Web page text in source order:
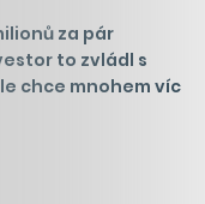
za pár
to zvládl s
chce mnohem víc